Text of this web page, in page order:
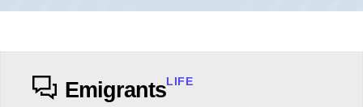
EmigrantsLIFE